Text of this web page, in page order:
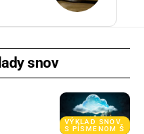
snov
VÝKLAD SNOV
S PÍSMENOM Š